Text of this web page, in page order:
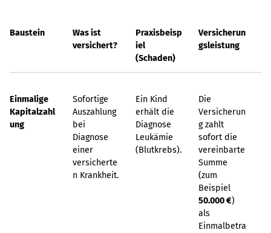
Baustein
Was ist
versichert?
Praxisbeisp
iel
(Schaden)
Versicherun
gsleistung
Einmalige
Kapitalzahl
ung
Sofortige
Auszahlung
bei
Diagnose
einer
versicherte
n Krankheit.
Ein Kind
erhält die
Diagnose
Leukämie
(Blutkrebs).
Die
Versicherun
g zahlt
sofort die
vereinbarte
Summe
(zum
Beispiel
50.000 €)
als
Einmalbetra